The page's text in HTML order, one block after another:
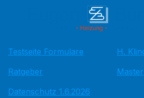
Testseite Formulare
Ratgeber
Datenschutz 1.6.2026
H.
Master